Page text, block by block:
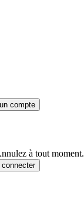
compte
à tout moment.
connecter